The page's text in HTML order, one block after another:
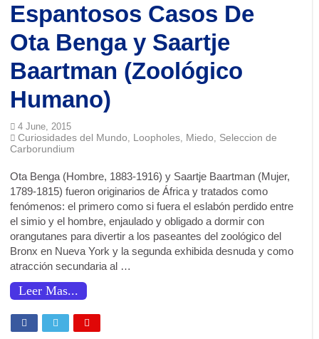
Espantosos Casos De
Ota Benga y Saartje
Baartman (Zoológico
Humano)
4 June, 2015
Curiosidades del Mundo, Loopholes, Miedo, Seleccion de
Carborundium
Ota Benga (Hombre, 1883-1916) y Saartje Baartman (Mujer,
1789-1815) fueron originarios de África y tratados como
fenómenos: el primero como si fuera el eslabón perdido entre
el simio y el hombre, enjaulado y obligado a dormir con
orangutanes para divertir a los paseantes del zoológico del
Bronx en Nueva York y la segunda exhibida desnuda y como
atracción secundaria al …
Leer Mas...